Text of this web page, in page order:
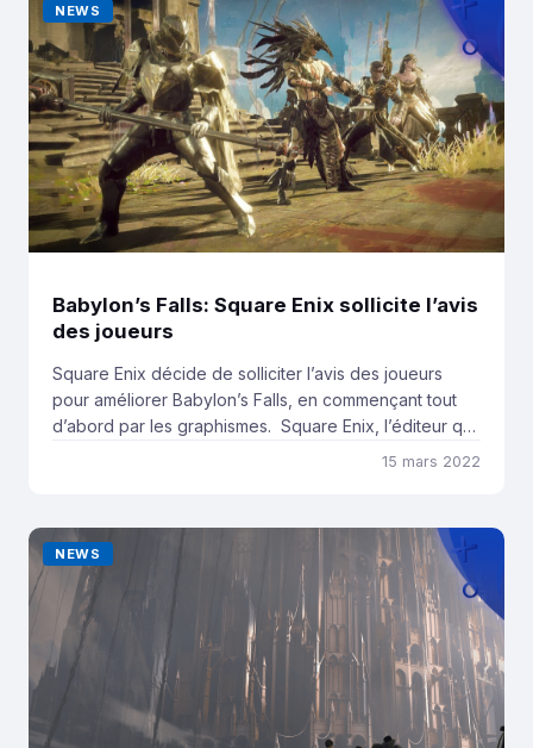
NEWS
Babylon’s Falls: Square Enix sollicite l’avis
des joueurs
Square Enix décide de solliciter l’avis des joueurs
pour améliorer Babylon’s Falls, en commençant tout
d’abord par les graphismes. Square Enix, l’éditeur qui
a co-développé le titre avec Platinum Games,
du titre. Tout ceci dans le but […]
15 mars 2022
NEWS